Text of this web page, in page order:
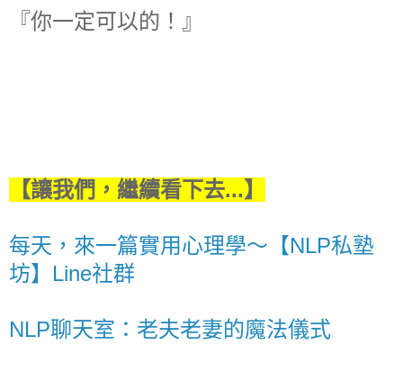
『你一定可以的！』
【讓我們，繼續看下去...】
每天，來一篇實用心理學～【NLP私塾
坊】Line社群
NLP聊天室：老夫老妻的魔法儀式